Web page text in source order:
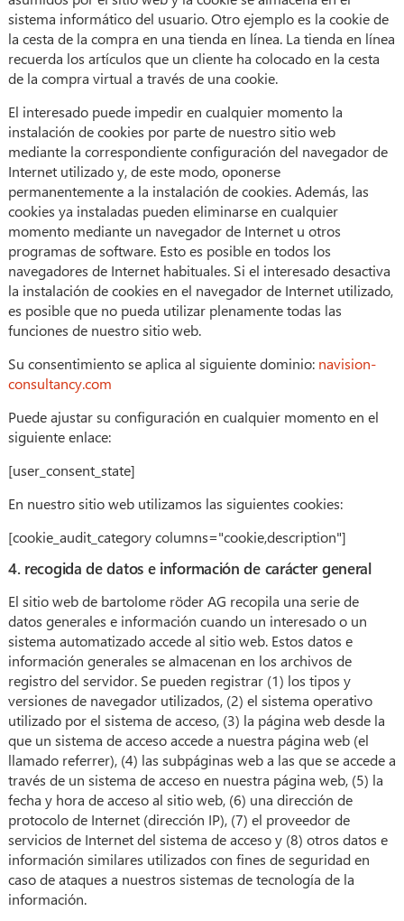
sistema informático del usuario. Otro ejemplo es la cookie de
la cesta de la compra en una tienda en línea. La tienda en línea
recuerda los artículos que un cliente ha colocado en la cesta
de la compra virtual a través de una cookie.
El interesado puede impedir en cualquier momento la
instalación de cookies por parte de nuestro sitio web
mediante la correspondiente configuración del navegador de
Internet utilizado y, de este modo, oponerse
permanentemente a la instalación de cookies. Además, las
cookies ya instaladas pueden eliminarse en cualquier
momento mediante un navegador de Internet u otros
programas de software. Esto es posible en todos los
navegadores de Internet habituales. Si el interesado desactiva
la instalación de cookies en el navegador de Internet utilizado,
es posible que no pueda utilizar plenamente todas las
funciones de nuestro sitio web.
Su consentimiento se aplica al siguiente dominio: navision-
consultancy.com
Puede ajustar su configuración en cualquier momento en el
siguiente enlace:
[user_consent_state]
En nuestro sitio web utilizamos las siguientes cookies:
[cookie_audit_category columns="cookie,description"]
4. recogida de datos e información de carácter general
El sitio web de bartolome röder AG recopila una serie de
datos generales e información cuando un interesado o un
sistema automatizado accede al sitio web. Estos datos e
información generales se almacenan en los archivos de
registro del servidor. Se pueden registrar (1) los tipos y
versiones de navegador utilizados, (2) el sistema operativo
utilizado por el sistema de acceso, (3) la página web desde la
que un sistema de acceso accede a nuestra página web (el
llamado referrer), (4) las subpáginas web a las que se accede a
través de un sistema de acceso en nuestra página web, (5) la
fecha y hora de acceso al sitio web, (6) una dirección de
protocolo de Internet (dirección IP), (7) el proveedor de
servicios de Internet del sistema de acceso y (8) otros datos e
información similares utilizados con fines de seguridad en
caso de ataques a nuestros sistemas de tecnología de la
información.